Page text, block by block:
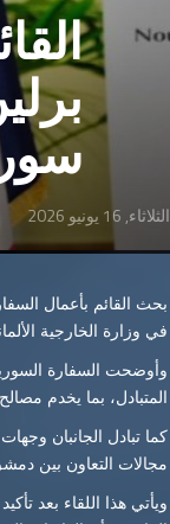
الثلاثاء, 16 يونيو 2026
بحث القائم بأعمال
في وزارة الخارجية
وأوضحت السفارة
المتبادل، بما يخدم
كما تبادل الجانبان
مجالات التعاون بين